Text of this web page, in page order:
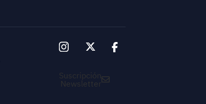
Suscripción
Newsletter